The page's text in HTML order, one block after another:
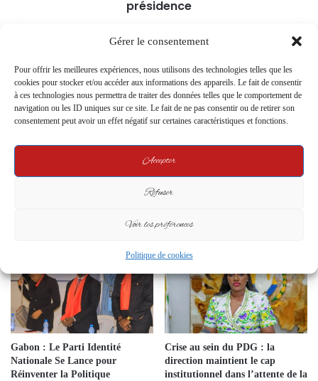
Gérer le consentement
Pour offrir les meilleures expériences, nous utilisons des technologies telles que les
cookies pour stocker et/ou accéder aux informations des appareils. Le fait de consentir
à ces technologies nous permettra de traiter des données telles que le comportement de
navigation ou les ID uniques sur ce site. Le fait de ne pas consentir ou de retirer son
consentement peut avoir un effet négatif sur certaines caractéristiques et fonctions.
Accepter
Refuser
Voir les préférences
Politique de cookies
présidence
Related Articles
Moulengui-Binza : le RPM
Gabon : Raymond Ndong Sima
Gabon : Le Parti Identité
Nationale Se Lance pour
Réinventer la Politique
Crise au sein du PDG : la
direction maintient le cap
institutionnel dans l’attente de la